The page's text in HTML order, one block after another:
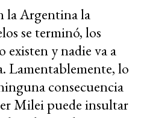
la Argentina la
se terminó, los
existen y nadie va a
Lamentablemente, lo
consecuencia
Milei puede insultar